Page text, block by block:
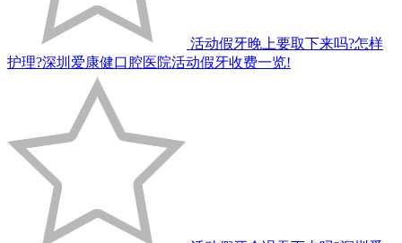
活动假牙晚上要取下来吗?怎样
护理?深圳爱康健口腔医院活动假牙收费一览!